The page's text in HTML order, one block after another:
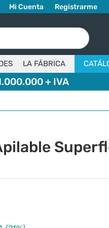
Mi Cuenta Registrarme
LA FÁBRICA
+ IVA